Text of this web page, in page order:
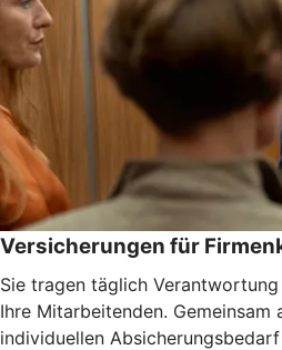
Versicherungen für
Sie tragen täglich
Ihre Mitarbeitenden. Gemeinsam
individuellen